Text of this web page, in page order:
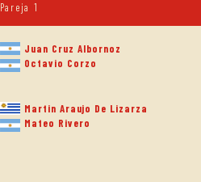
Pareja 1
Juan Cruz Albornoz
Octavio Corzo
Martin Araujo De Lizarza
Mateo Rivero